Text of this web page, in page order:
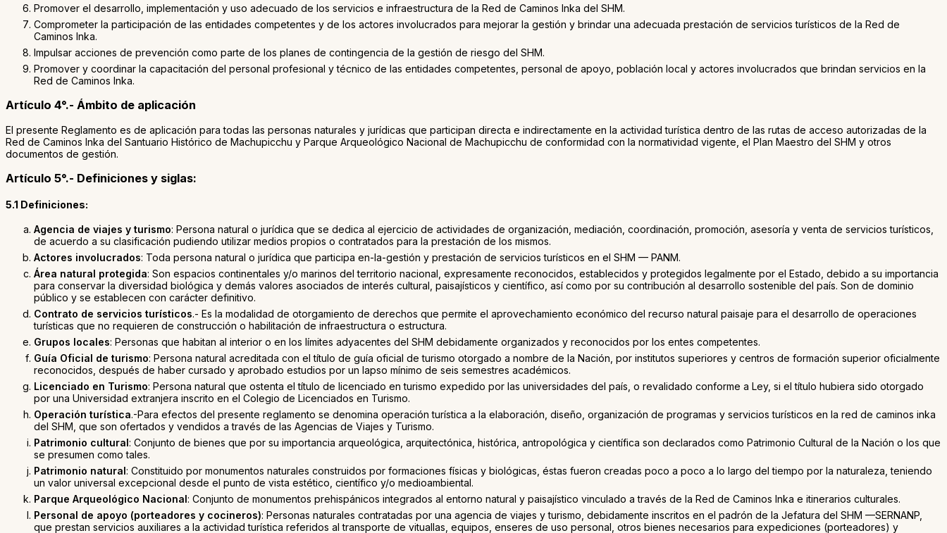
Promover el desarrollo, implementación y uso adecuado de los servicios e infraestructura de la Red de Caminos Inka del SHM.
Comprometer la participación de las entidades competentes y de los actores involucrados para mejorar la gestión y brindar una adecuada prestación de servicios turísticos de la Red de
Caminos Inka.
Impulsar acciones de prevención como parte de los planes de contingencia de la gestión de riesgo del SHM.
Promover y coordinar la capacitación del personal profesional y técnico de las entidades competentes, personal de apoyo, población local y actores involucrados que brindan servicios en la
Red de Caminos Inka.
Artículo 4°.- Ámbito de aplicación
El presente Reglamento es de aplicación para todas las personas naturales y jurídicas que participan directa e indirectamente en la actividad turística dentro de las rutas de acceso autorizadas de la
Red de Caminos Inka del Santuario Histórico de Machupicchu y Parque Arqueológico Nacional de Machupicchu de conformidad con la normatividad vigente, el Plan Maestro del SHM y otros
documentos de gestión.
Artículo 5°.- Definiciones y siglas:
5.1 Definiciones:
Agencia de viajes y turismo: Persona natural o jurídica que se dedica al ejercicio de actividades de organización, mediación, coordinación, promoción, asesoría y venta de servicios turísticos,
de acuerdo a su clasificación pudiendo utilizar medios propios o contratados para la prestación de los mismos.
Actores involucrados: Toda persona natural o jurídica que participa en-la-gestión y prestación de servicios turísticos en el SHM — PANM.
Área natural protegida: Son espacios continentales y/o marinos del territorio nacional, expresamente reconocidos, establecidos y protegidos legalmente por el Estado, debido a su importancia
para conservar la diversidad biológica y demás valores asociados de interés cultural, paisajísticos y científico, así como por su contribución al desarrollo sostenible del país. Son de dominio
público y se establecen con carácter definitivo.
Contrato de servicios turísticos.- Es la modalidad de otorgamiento de derechos que permite el aprovechamiento económico del recurso natural paisaje para el desarrollo de operaciones
turísticas que no requieren de construcción o habilitación de infraestructura o estructura.
Grupos locales: Personas que habitan al interior o en los límites adyacentes del SHM debidamente organizados y reconocidos por los entes competentes.
Guía Oficial de turismo: Persona natural acreditada con el título de guía oficial de turismo otorgado a nombre de la Nación, por institutos superiores y centros de formación superior oficialmente
reconocidos, después de haber cursado y aprobado estudios por un lapso mínimo de seis semestres académicos.
Licenciado en Turismo: Persona natural que ostenta el título de licenciado en turismo expedido por las universidades del país, o revalidado conforme a Ley, si el título hubiera sido otorgado
por una Universidad extranjera inscrito en el Colegio de Licenciados en Turismo.
Operación turística.-Para efectos del presente reglamento se denomina operación turística a la elaboración, diseño, organización de programas y servicios turísticos en la red de caminos inka
del SHM, que son ofertados y vendidos a través de las Agencias de Viajes y Turismo.
Patrimonio cultural: Conjunto de bienes que por su importancia arqueológica, arquitectónica, histórica, antropológica y científica son declarados como Patrimonio Cultural de la Nación o los que
se presumen como tales.
Patrimonio natural: Constituido por monumentos naturales construidos por formaciones físicas y biológicas, éstas fueron creadas poco a poco a lo largo del tiempo por la naturaleza, teniendo
un valor universal excepcional desde el punto de vista estético, científico y/o medioambiental.
Parque Arqueológico Nacional: Conjunto de monumentos prehispánicos integrados al entorno natural y paisajístico vinculado a través de la Red de Caminos Inka e itinerarios culturales.
Personal de apoyo (porteadores y cocineros): Personas naturales contratadas por una agencia de viajes y turismo, debidamente inscritos en el padrón de la Jefatura del SHM —SERNANP,
que prestan servicios auxiliares a la actividad turística referidos al transporte de vituallas, equipos, enseres de uso personal, otros bienes necesarios para expediciones (porteadores) y